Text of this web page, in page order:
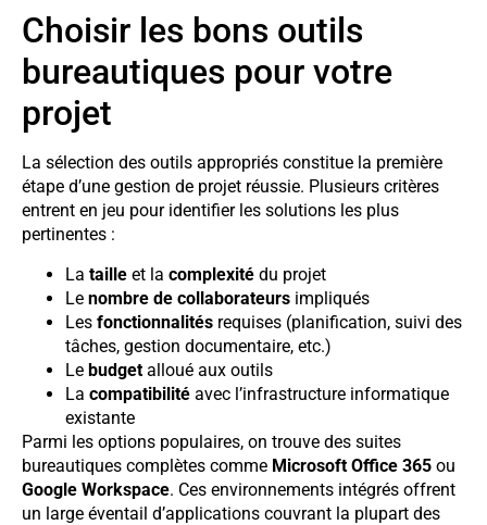
Choisir les bons outils
bureautiques pour votre
projet
La sélection des outils appropriés constitue la première
étape d’une gestion de projet réussie. Plusieurs critères
entrent en jeu pour identifier les solutions les plus
pertinentes :
La taille et la complexité du projet
Le nombre de collaborateurs impliqués
Les fonctionnalités requises (planification, suivi des
tâches, gestion documentaire, etc.)
Le budget alloué aux outils
La compatibilité avec l’infrastructure informatique
existante
Parmi les options populaires, on trouve des suites
bureautiques complètes comme Microsoft Office 365 ou
Google Workspace. Ces environnements intégrés offrent
un large éventail d’applications couvrant la plupart des